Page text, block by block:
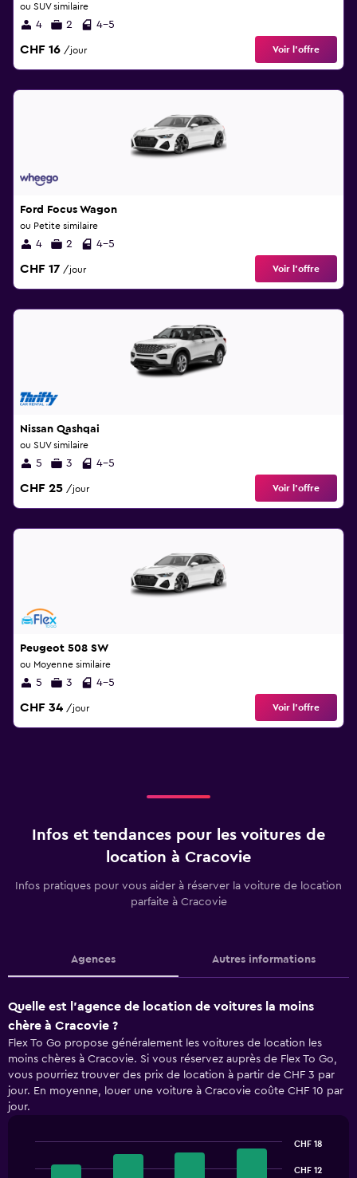
ou SUV similaire
4 2 4-5
CHF 16 /jour Voir l’offre
Ford Focus Wagon
ou Petite similaire
4 2 4-5
CHF 17 /jour Voir l’offre
Nissan Qashqai
ou SUV similaire
5 3 4-5
CHF 25 /jour Voir l’offre
Peugeot 508 SW
ou Moyenne similaire
5 3 4-5
CHF 34 /jour Voir l’offre
Infos et tendances pour les voitures de
location à Cracovie
Infos pratiques pour vous aider à réserver la voiture de location
parfaite à Cracovie
Agences Autres informations
Quelle est l’agence de location de voitures la moins
chère à Cracovie ?
Flex To Go propose généralement les voitures de location les
moins chères à Cracovie. Si vous réservez auprès de Flex To Go,
vous pourriez trouver des prix de location à partir de CHF 3 par
jour. En moyenne, louer une voiture à Cracovie coûte CHF 10 par
jour.
chart
graphic.
CHF 12
CHF 18